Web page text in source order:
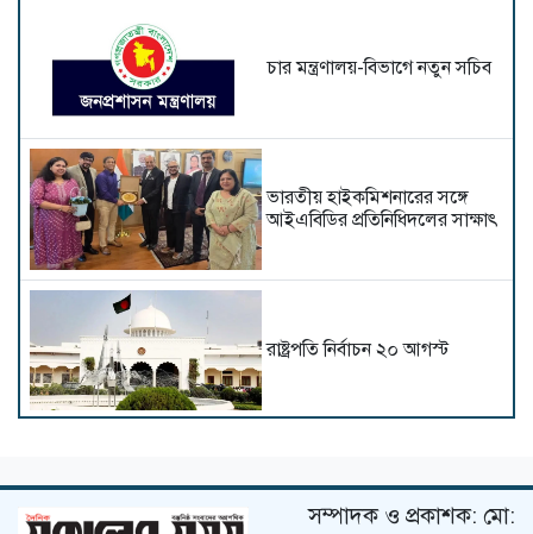
চার মন্ত্রণালয়-বিভাগে নতুন সচিব
ভারতীয় হাইক‌মিশনা‌রের স‌ঙ্গে
আইএবিডির প্রতি‌নি‌ধিদ‌লের সাক্ষাৎ
রাষ্ট্রপতি নির্বাচন ২০ আগস্ট
পুলিশ মোতায়েন
সম্পাদক ও প্রকাশক: মো: